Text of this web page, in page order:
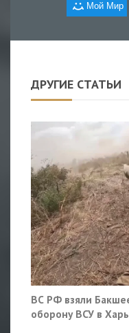
Мой Мир
ДРУГИЕ СТАТЬИ
ВС РФ взяли
оборону ВСУ в